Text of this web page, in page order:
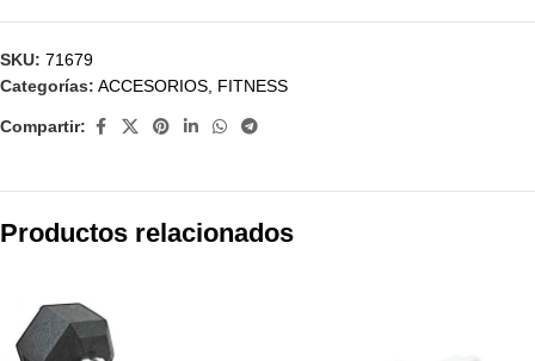
SKU: 71679
Categorías: ACCESORIOS FITNESS
Compartir:
Productos relacionados